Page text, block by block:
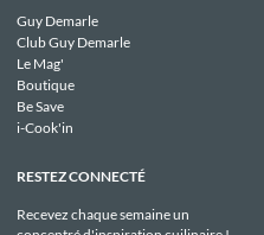
Guy Demarle
Club Guy Demarle
Le Mag'
Boutique
Be Save
i-Cook'in
RESTEZ CONNECTÉ
Recevez chaque semaine un